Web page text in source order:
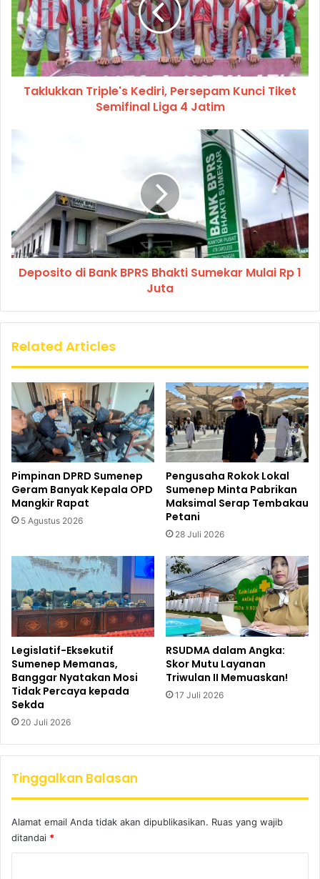
Taklukkan Triple's Kediri, Persepam Kunci Tiket
Semifinal Liga 4 Jatim
Deposito di Bank BPRS Bhakti Sumekar Mulai Rp 1
Juta
Related Articles
Pimpinan DPRD Sumenep
Geram Banyak Kepala OPD
Mangkir Rapat
5 Agustus 2026
Pengusaha Rokok Lokal
Sumenep Minta Pabrikan
Maksimal Serap Tembakau
Petani
28 Juli 2026
Legislatif-Eksekutif
Sumenep Memanas,
Banggar Nyatakan Mosi
Tidak Percaya kepada
Sekda
20 Juli 2026
RSUDMA dalam Angka:
Skor Mutu Layanan
Triwulan II Memuaskan!
17 Juli 2026
Tinggalkan Balasan
Alamat email Anda tidak akan dipublikasikan. Ruas yang wajib
ditandai *